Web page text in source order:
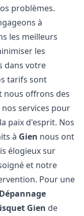
problèmes.
à
les meilleurs
les
dans votre
tarifs sont
nous offrons des
services pour
paix d'esprit. Nos
à Gien nous ont
élogieux sur
et notre
Pour une
Gien de